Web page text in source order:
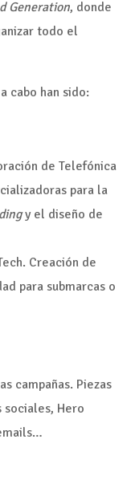
Generation, donde
todo el
cabo han sido:
de Telefónica
para la
y el diseño de
Creación de
para submarcas o
campañas. Piezas
sociales, Hero